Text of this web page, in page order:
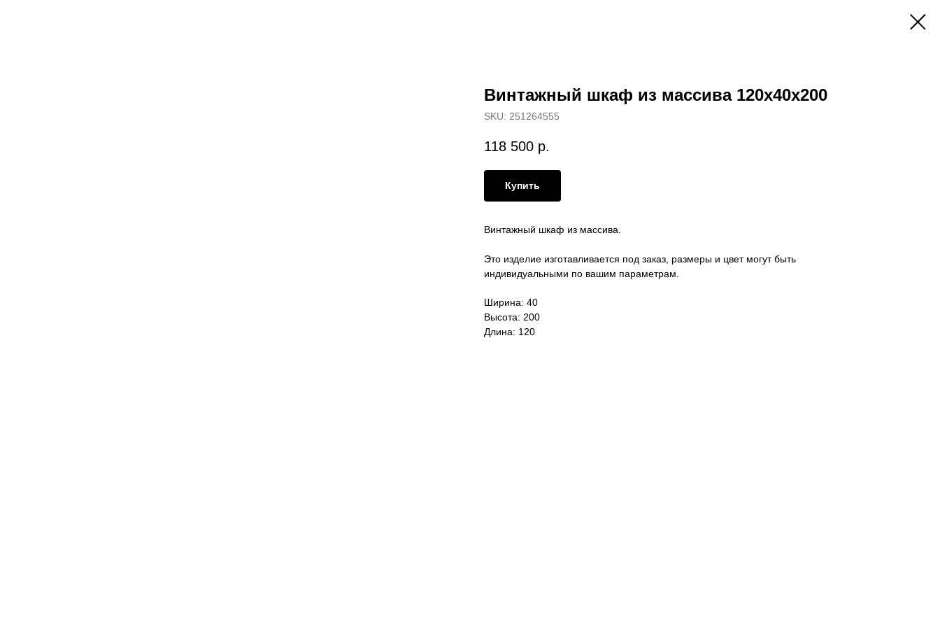
Винтажный шкаф из массива 120х40х200
SKU: 251264555
118 500 р.
Купить
Винтажный шкаф из массива.
Это изделие изготавливается под заказ, размеры и цвет могут быть
индивидуальными по вашим параметрам.
Ширина: 40
Высота: 200
Длина: 120